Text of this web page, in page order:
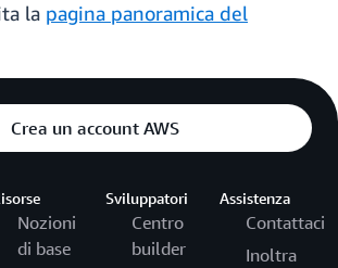
la pagina panoramica del
Crea un account AWS
Nozioni
di base
Sviluppatori
Centro
builder
Assistenza
Contattaci
Inoltra